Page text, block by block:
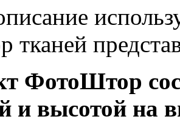
тканей
ФотоШтор
и высотой на